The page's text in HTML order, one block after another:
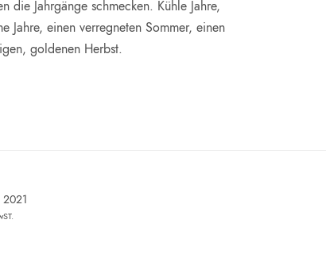
die Jahrgänge schmecken. Kühle Jahre,
Jahre, einen verregneten Sommer, einen
goldenen Herbst.